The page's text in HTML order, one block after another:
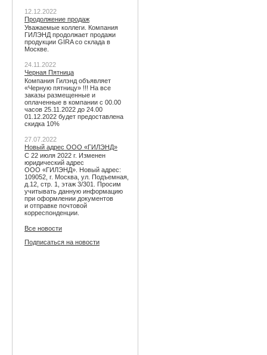
12.12.2022
Продолжение продаж
Уважаемые коллеги. Компания
ГИЛЭНД продолжает продажи
продукции GIRA со склада в
Москве.
24.11.2022
Черная Пятница
Компания Гилэнд объявляет
«Черную пятницу» !!! На все
заказы размещенные и
оплаченные в компании с 00.00
часов 25.11.2022 до 24.00
01.12.2022 будет предоставлена
скидка 10%
27.07.2022
Новый адрес ООО «ГИЛЭНД»
С 22 июля 2022 г. Изменен
юридический адрес
ООО «ГИЛЭНД». Новый адрес:
109052, г. Москва, ул. Подъемная,
д.12, стр. 1, этаж 3/301. Просим
учитывать данную информацию
при оформлении документов
и отправке почтовой
корреспонденции.
Все новости
Подписаться на новости